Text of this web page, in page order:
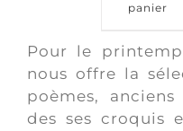
panier
Pour le
nous offre la
poèmes,
des ses croquis